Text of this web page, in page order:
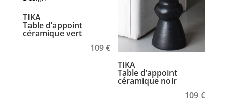
TIKA
Table d’appoint
céramique vert
109€
TIKA
Table d’appoint
céramique noir
109€